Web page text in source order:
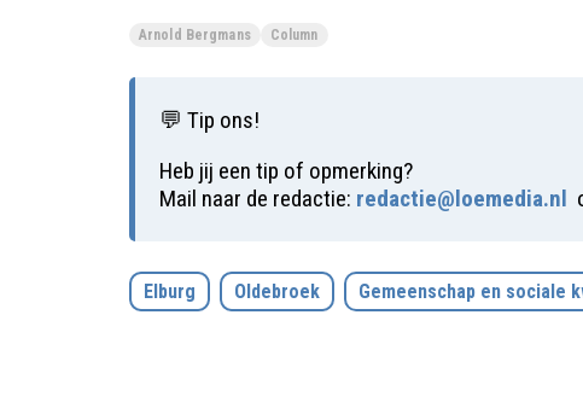
Arnold Bergmans Column
💬 Tip ons!
Heb jij een tip of opmerking?
Mail naar de redactie: redactie@loemedia.nl
Elburg Oldebroek Gemeenschap en sociale